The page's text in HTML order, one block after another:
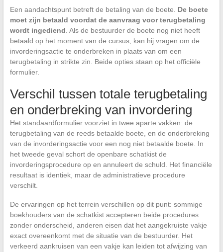
Een aandachtspunt betreft de betaling van de boete. De boete
moet zijn betaald voordat de aanvraag voor terugbetaling
wordt ingediend . Als de bestuurder de boete nog niet heeft
betaald op het moment van de cursus, kan hij vragen om de
invorderingsactie te onderbreken in plaats van om een
terugbetaling in strikte zin. Beide opties staan op het officiële
formulier.
Verschil tussen totale terugbetaling
en onderbreking van invordering
Het standaardformulier voorziet in twee aparte vakken: de
terugbetaling van de reeds betaalde boete, en de onderbreking
van de invorderingsactie voor een nog niet betaalde boete. In
het tweede geval schort de openbare schatkist de
invorderingsprocedure op en annuleert de schuld. Het financiële
resultaat is identiek, maar de administratieve procedure
verschilt.
De ervaringen op het terrein verschillen op dit punt: sommige
boekhouders van de schatkist accepteren beide procedures
zonder onderscheid, anderen eisen dat het aangekruiste vakje
exact overeenkomt met de situatie van de bestuurder. Het
verkeerd aankruisen van een vakje kan leiden tot afwijzing van